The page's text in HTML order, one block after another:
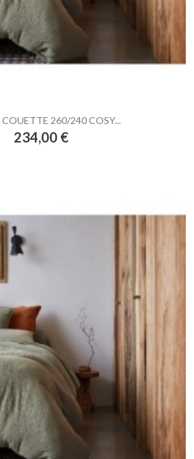
COUETTE 260/240 COSY...
Prix
234,00 €